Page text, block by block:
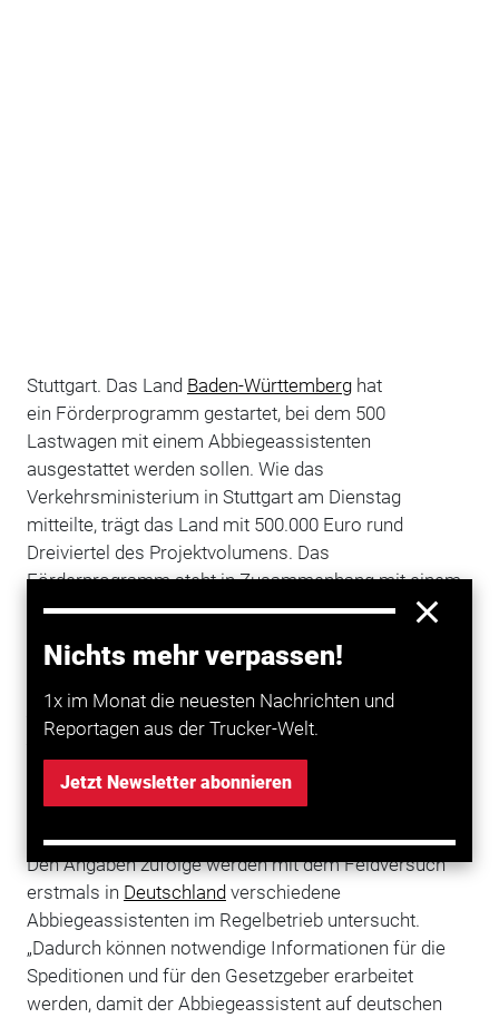
Nichts mehr verpassen!
1x im Monat die neuesten Nachrichten und
Reportagen aus der Trucker-Welt.
Jetzt Newsletter abonnieren
Stuttgart. Das Land Baden-Württemberghat
ein Förderprogramm gestartet, bei dem 500
Lastwagen mit einem Abbiegeassistenten
ausgestattet werden sollen. Wie das
Verkehrsministerium in Stuttgart am Dienstag
mitteilte, trägt das Land mit 500.000 Euro rund
Dreiviertel des Projektvolumens. Das
Förderprogramm steht in Zusammenhang mit einem
Feldversuch, bei dem die Aufrüstung bis zu zwei Jahre
Logistik Baden-Württemberg will das Land so die
Verkehrssicherheitfür Radfahrer und Fußgänger, die
sich beim Abbiegen eines Lkw im toten Winkel
befinden, erhöhen. Ein Assistent kann die Kraftfahrer
Den Angaben zufolge werden mit dem Feldversuch
erstmals in Deutschlandverschiedene
Abbiegeassistenten im Regelbetrieb untersucht.
„Dadurch können notwendige Informationen für die
Speditionen und für den Gesetzgeber erarbeitet
werden, damit der Abbiegeassistent auf deutschen